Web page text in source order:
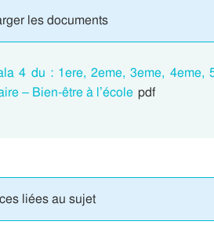
les documents
4 du : 1ere, 2eme, 3eme, 4eme,
– Bien-être à l’école pdf
liées au sujet